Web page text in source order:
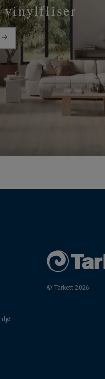
vinylfliser
© Tarkett 2026